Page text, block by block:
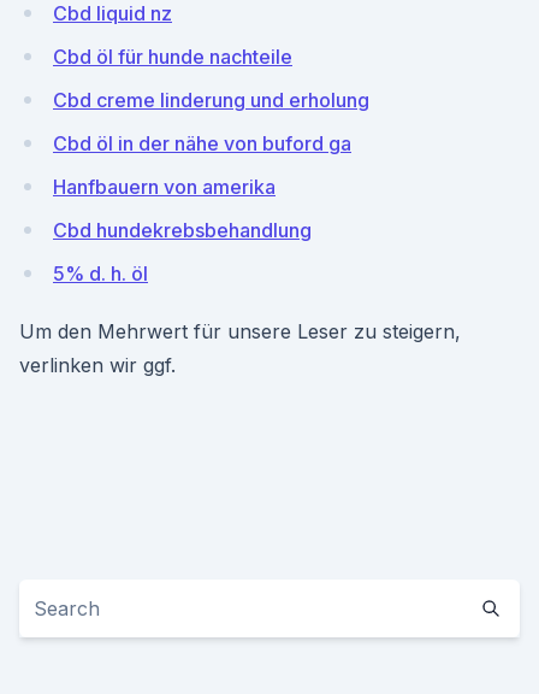
Cbd liquid nz
Cbd öl für hunde nachteile
Cbd creme linderung und erholung
Cbd öl in der nähe von buford ga
Hanfbauern von amerika
Cbd hundekrebsbehandlung
5% d. h. öl
Um den Mehrwert für unsere Leser zu steigern,
verlinken wir ggf.